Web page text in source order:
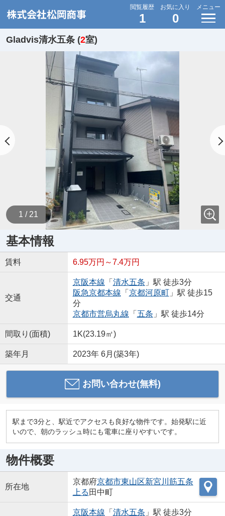
閲覧履歴
1
お気に入り
0
メニュー
Gladvis清水五条 (2室)
1 / 21
基本情報
賃料 6.95万円～7.4万円
交通
京阪本線 「 清水五条 」駅 徒歩3分
阪急京都本線 「 京都河原町」駅 徒歩15
分
京都市営烏丸線 「 五条 」駅 徒歩14分
間取り(面積) 1K(23.19㎡)
築年月 2023年 6月(築3年)
お問い合わせ(無料)
駅まで3分と、駅近でアクセスも良好な物件です。始発駅に近
いので、朝のラッシュ時にも電車に座りやすいです。
物件概要
所在地
京都府京都市東山区新宮川筋五条
上る 田中町
京阪本線 「 清水五条 」駅 徒歩3分